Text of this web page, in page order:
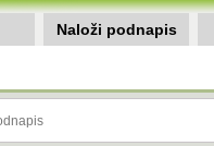
Naloži podnapis